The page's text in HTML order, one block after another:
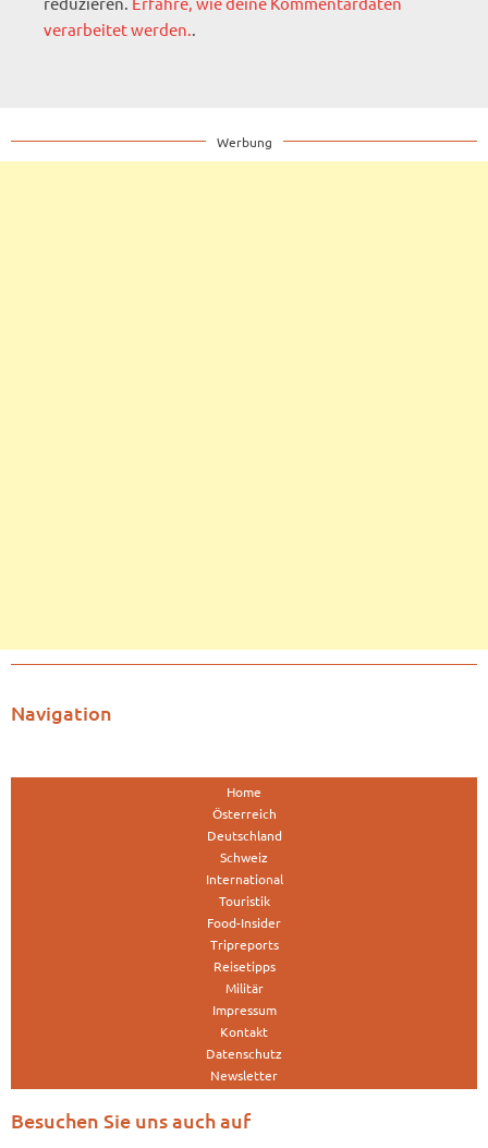
verarbeitet werden.
Werbung
Navigation
Home
Österreich
Deutschland
Schweiz
International
Touristik
Food-Insider
Tripreports
Reisetipps
Militär
Impressum
Kontakt
Datenschutz
Newsletter
Besuchen Sie uns auch auf